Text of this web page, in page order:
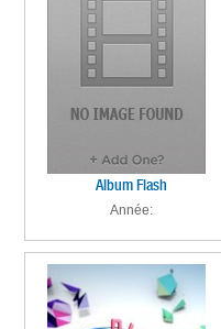
Album Flash
Année: